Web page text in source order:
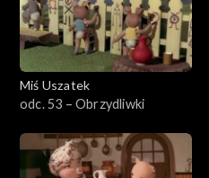
Miś Uszatek
odc. 53 – Obrzydliwki